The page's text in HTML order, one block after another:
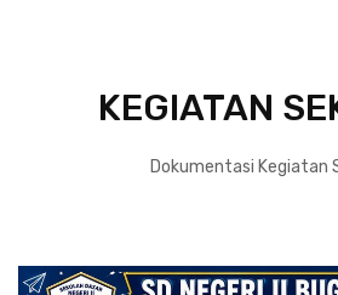
KEGIATAN
Dokumentasi Kegiatan